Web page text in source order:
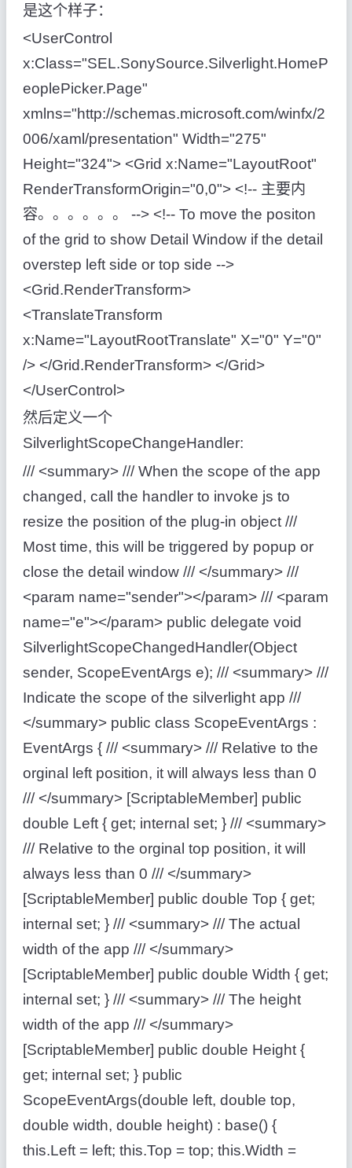
是这个样子：
<UserControl
x:Class="SEL.SonySource.Silverlight.HomeP
eoplePicker.Page"
xmlns="http://schemas.microsoft.com/winfx/2
006/xaml/presentation" Width="275"
Height="324"> <Grid x:Name="LayoutRoot"
RenderTransformOrigin="0,0"> <!-- 主要内
容。。。。。。 --> <!-- To move the positon
of the grid to show Detail Window if the detail
overstep left side or top side -->
<Grid.RenderTransform>
<TranslateTransform
x:Name="LayoutRootTranslate" X="0" Y="0"
/> </Grid.RenderTransform> </Grid>
</UserControl>
然后定义一个
SilverlightScopeChangeHandler:
/// <summary> /// When the scope of the app
changed, call the handler to invoke js to
resize the position of the plug-in object ///
Most time, this will be triggered by popup or
close the detail window /// </summary> ///
<param name="sender"></param> /// <param
name="e"></param> public delegate void
SilverlightScopeChangedHandler(Object
sender, ScopeEventArgs e); /// <summary> ///
Indicate the scope of the silverlight app ///
</summary> public class ScopeEventArgs :
EventArgs { /// <summary> /// Relative to the
orginal left position, it will always less than 0
/// </summary> [ScriptableMember] public
double Left { get; internal set; } /// <summary>
/// Relative to the orginal top position, it will
always less than 0 /// </summary>
[ScriptableMember] public double Top { get;
internal set; } /// <summary> /// The actual
width of the app /// </summary>
[ScriptableMember] public double Width { get;
internal set; } /// <summary> /// The height
width of the app /// </summary>
[ScriptableMember] public double Height {
get; internal set; } public
ScopeEventArgs(double left, double top,
double width, double height) : base() {
this.Left = left; this.Top = top; this.Width =